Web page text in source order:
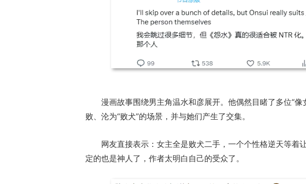
漫画故事围绕男主角温水和彦展开。他偶然目睹了多位“像
败、沦为“败犬”的场景，并与她们产生了交集。
网友直接表示：女主全是败犬二手，一个个性格逆天等着
定的也是神人了，作者太明白自己的受众了。
玩家想扔核弹，结果只能谈
服